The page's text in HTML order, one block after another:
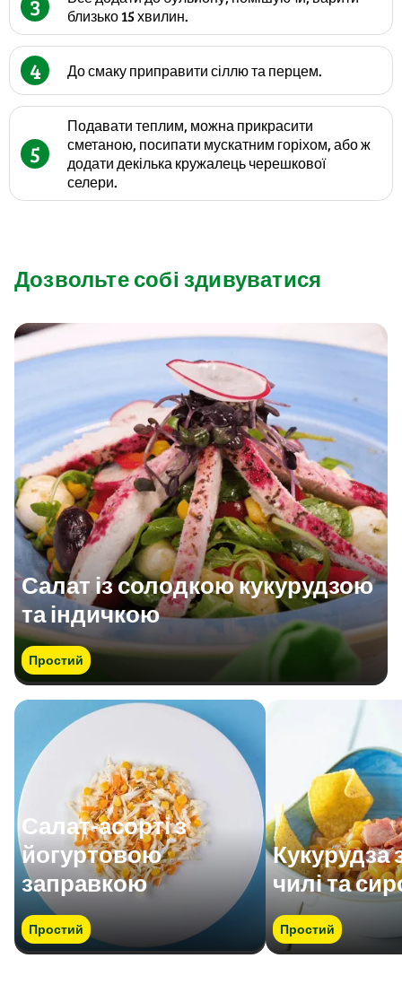
3
близько 15 хвилин.
4 До смаку приправити сіллю та перцем.
5
Подавати теплим, можна прикрасити
сметаною, посипати мускатним горіхом, або ж
додати декілька кружалець черешкової
селери.
Дозвольте собі здивуватися
Салат із солодкою кукурудзою
та індичкою
Простий
Салат-асорті з
йогуртовою
заправкою
Простий
Кукурудза
чилі та
Простий